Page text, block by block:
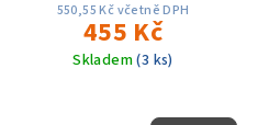
550,55 Kč včetně DPH
455 Kč
Skladem(3 ks)